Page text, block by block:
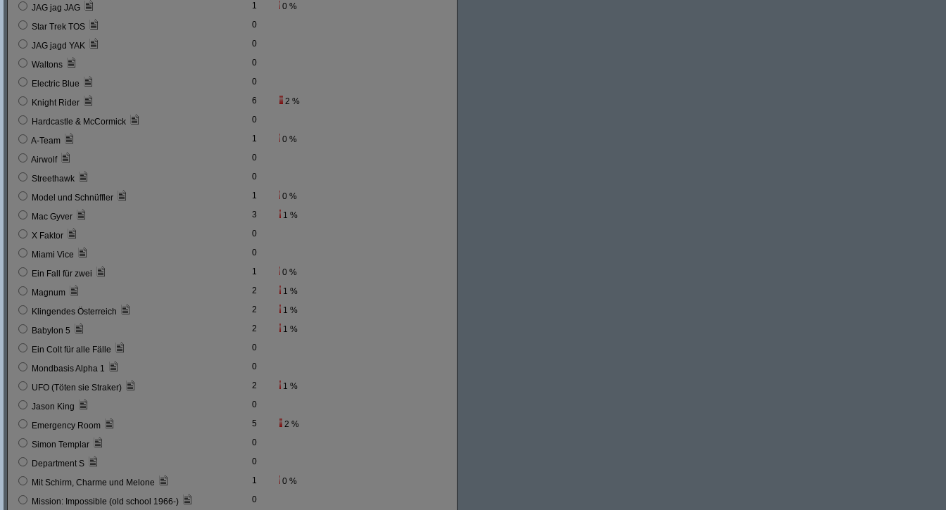
JAG jag JAG 1 0 %
Star Trek TOS 0
JAG jagd YAK 0
Waltons 0
Electric Blue 0
Knight Rider 6 2 %
Hardcastle & McCormick 0
A-Team 1 0 %
Airwolf 0
Streethawk 0
Model und Schnüffler 1 0 %
Mac Gyver 3 1 %
X Faktor 0
Miami Vice 0
Ein Fall für zwei 1 0 %
Magnum 2 1 %
Klingendes Österreich 2 1 %
Babylon 5 2 1 %
Ein Colt für alle Fälle 0
Mondbasis Alpha 1 0
UFO (Töten sie Straker) 2 1 %
Jason King 0
Emergency Room 5 2 %
Simon Templar 0
Department S 0
Mit Schirm, Charme und Melone 1 0 %
Mission: Impossible (old school 1966-) 0